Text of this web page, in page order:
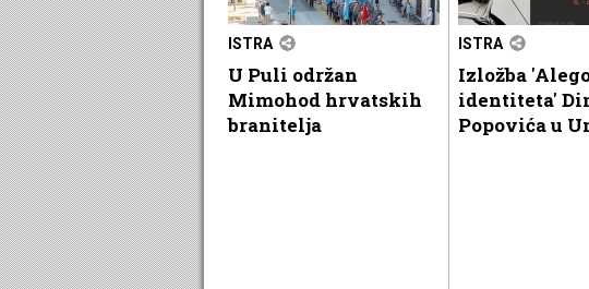
ISTRA
U Puli održan
Mimohod hrvatskih
branitelja
ISTRA
Izložba
identiteta'
Popovića u